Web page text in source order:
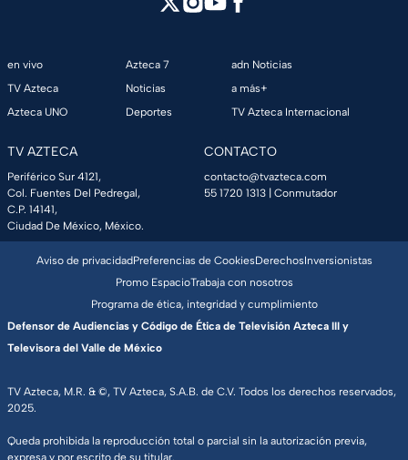
en vivo
TV Azteca
Azteca UNO
Azteca 7
Noticias
Deportes
adn Noticias
a más+
TV Azteca Internacional
TV AZTECA
Periférico Sur 4121,
Col. Fuentes Del Pedregal,
C.P. 14141,
Ciudad De México, México.
CONTACTO
contacto@tvazteca.com
55 1720 1313 | Conmutador
TV Azteca, M.R. & ©, TV Azteca, S.A.B. de C.V. Todos los derechos reservados,
2025.
Queda prohibida la reproducción total o parcial sin la autorización previa,
expresa y por escrito de su titular.
Aviso de privacidadPreferencias de CookiesDerechosInversionistas
Promo EspacioTrabaja con nosotros
Programa de ética, integridad y cumplimiento
Defensor de Audiencias y Código de Ética de Televisión Azteca III y
Televisora del Valle de México